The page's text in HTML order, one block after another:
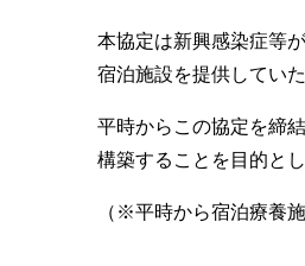
本協定は新興感染症等
宿泊施設を提供してい
平時からこの協定を締
構築することを目的とし
（※平時から宿泊療養